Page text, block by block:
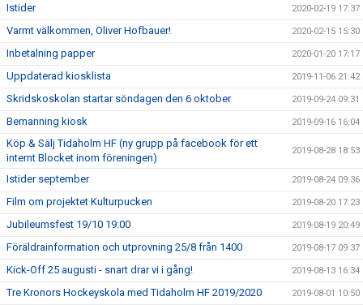
Istider 2020-02-19 17:37
Varmt välkommen, Oliver Hofbauer! 2020-02-15 15:30
Inbetalning papper 2020-01-20 17:17
Uppdaterad kiosklista 2019-11-06 21:42
Skridskoskolan startar söndagen den 6 oktober 2019-09-24 09:31
Bemanning kiosk 2019-09-16 16:04
Köp & Sälj Tidaholm HF (ny grupp på facebook för ett
internt Blocket inom föreningen)
2019-08-28 18:53
Istider september 2019-08-24 09:36
Film om projektet Kulturpucken 2019-08-20 17:23
Jubileumsfest 19/10 19:00 2019-08-19 20:49
Föräldrainformation och utprovning 25/8 från 1400 2019-08-17 09:37
Kick-Off 25 augusti - snart drar vi i gång! 2019-08-13 16:34
Tre Kronors Hockeyskola med Tidaholm HF 2019/2020 2019-08-01 10:50